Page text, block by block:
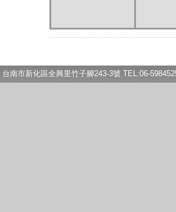
台南市新化區全興里竹子腳243-3號 TEL:06-